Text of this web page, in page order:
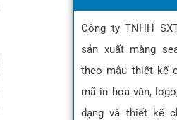
Công ty TNHH
sản xuất màng
theo mẫu thiết kế
mã in hoa văn,
dạng và thiết kế